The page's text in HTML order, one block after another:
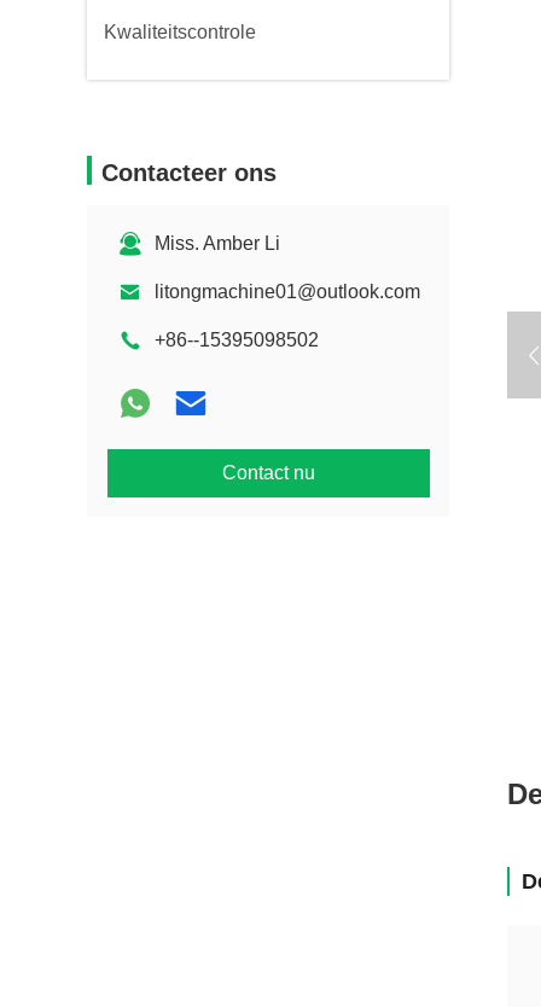
Kwaliteitscontrole
Contacteer ons
Miss. Amber Li
litongmachine01@outlook.com
+86--15395098502
Contact nu